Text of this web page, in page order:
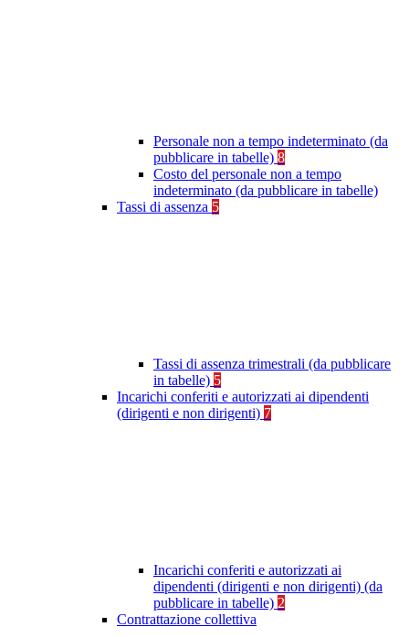
Personale non a tempo indeterminato (da
pubblicare in tabelle) 8
Costo del personale non a tempo
indeterminato (da pubblicare in tabelle)
Tassi di assenza 5
Tassi di assenza trimestrali (da pubblicare
in tabelle) 5
Incarichi conferiti e autorizzati ai dipendenti
(dirigenti e non dirigenti) 7
Incarichi conferiti e autorizzati ai
dipendenti (dirigenti e non dirigenti) (da
pubblicare in tabelle) 2
Contrattazione collettiva